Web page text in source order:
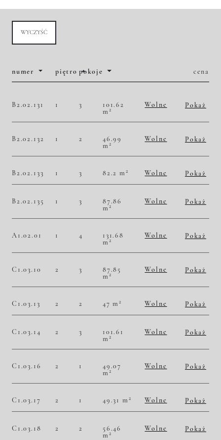
WYCZYŚĆ
numer piętro pokoje cena
B2.02.131 1 3
101.62
m 2
Wolne
Pokaż
B2.02.132 1 2
46.99
m 2
Wolne
Pokaż
B2.02.133 1 3 82.2 m 2 Wolne
Pokaż
B2.02.135 1 3
87.86
m 2
Wolne
Pokaż
A1.02.01 1 4
131.68
m 2
Wolne
Pokaż
C1.03.10 2 3
87.85
m 2
Wolne
Pokaż
C1.03.13 2 2 47 m2 Wolne
Pokaż
C1.03.14 2 3
101.61
m 2
Wolne
Pokaż
C1.03.16 2 1
49.07
m 2
Wolne
Pokaż
C1.03.17 2 1 49.31 m 2 Wolne
Pokaż
C1.03.18 2 2
56.46
m 2
Wolne
Pokaż